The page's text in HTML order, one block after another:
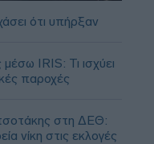
ότι υπήρξαν
IRIS: Τι ισχύει
παροχές
στη ΔΕΘ:
νίκη στις εκλογές